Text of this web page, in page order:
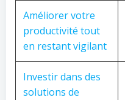
Améliorer votre
productivité tout
en restant vigilant
Investir dans des
solutions de